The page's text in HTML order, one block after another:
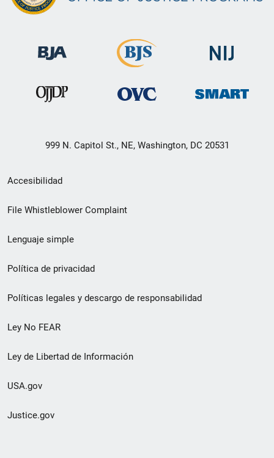
999 N. Capitol St., NE, Washington, DC 20531
Menú
de
de
pie
de
página
Accesibilidad
File Whistleblower Complaint
Lenguaje simple
Política de privacidad
Políticas legales y descargo de responsabilidad
Ley No FEAR
Ley de Libertad de Información
USA.gov
Justice.gov